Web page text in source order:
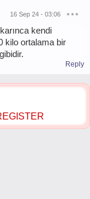
16 Sep 24 - 03:06
kendi
kilo ortalama bir
Reply